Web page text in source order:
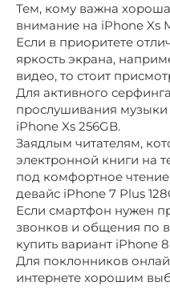
Тем, кому важна
внимание на iPhone Xs
Если в приоритете
яркость экрана,
видео, то стоит
Для активного
прослушивания
iPhone Xs 256GB.
Заядлым читателям,
электронной книги на
под комфортное
девайс iPhone 7 Plus
Если смартфон нужен
звонков и общения по
купить вариант iPhone
Для поклонников
интернете хорошим